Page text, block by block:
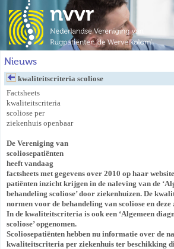
Nieuws
kwaliteitscriteria scoliose
Factsheets
kwaliteitscriteria
scoliose per
ziekenhuis openbaar
De Vereniging van
scoliosepatiënten
heeft vandaag
factsheets met gegevens over 2010 op haar
patiënten inzicht krijgen in de naleving van de
behandeling scoliose’ door ziekenhuizen. De
normen voor de behandeling van scoliose en
In de kwaliteitscriteria is ook een ‘Algemeen
scoliose’ opgenomen.
Scoliosepatiënten hebben nu informatie over de
kwaliteitscriteria per ziekenhuis ter beschikking